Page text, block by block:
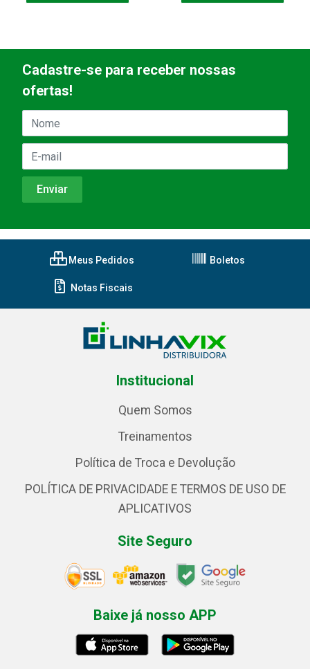
Cadastre-se para receber nossas
ofertas!
Meus Pedidos Boletos
Notas Fiscais
Institucional
Quem Somos
Treinamentos
Política de Troca e Devolução
POLÍTICA DE PRIVACIDADE E TERMOS DE USO DE
APLICATIVOS
Site Seguro
Baixe já nosso APP